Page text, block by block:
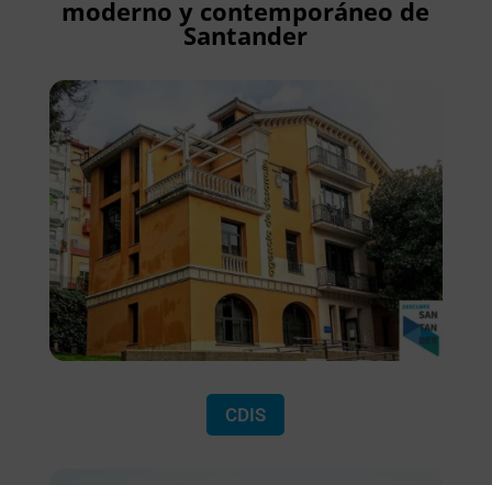
moderno y contemporáneo de
Santander
CDIS